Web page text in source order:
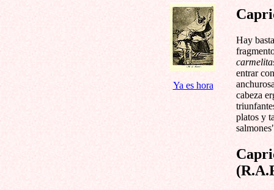
Hay
entrar
cabeza
platos y
Ya es hora